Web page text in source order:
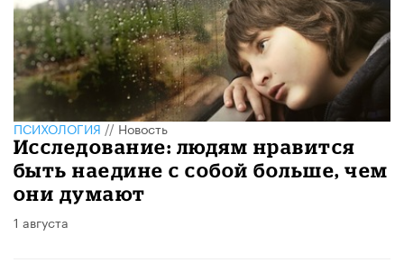
ПСИХОЛОГИЯ//Новость
Исследование: людям нравится
быть наедине с собой больше, чем
они думают
1 августа